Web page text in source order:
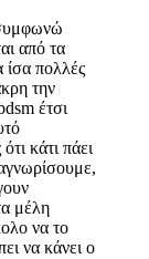
από τα
ίσα πολλές
την
έτσι
κάτι πάει
μέλη
να το
να κάνει ο